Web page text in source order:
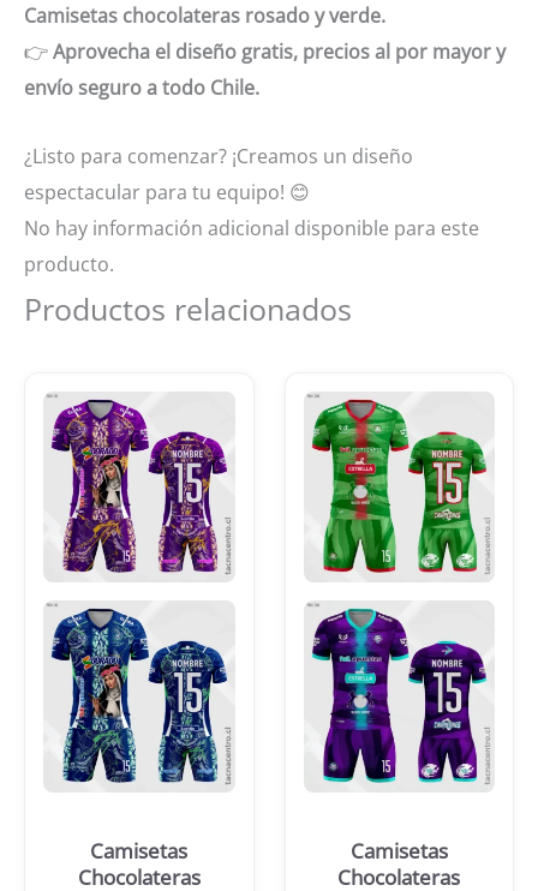
Camisetas chocolateras rosado y verde.
👉Aprovecha el diseño gratis, precios al por mayor y
envío seguro a todo Chile.
¿Listo para comenzar? ¡Creamos un diseño
espectacular para tu equipo! 😊
No hay información adicional disponible para este
producto.
Productos relacionados
Camisetas
Chocolateras
Camisetas
Chocolateras